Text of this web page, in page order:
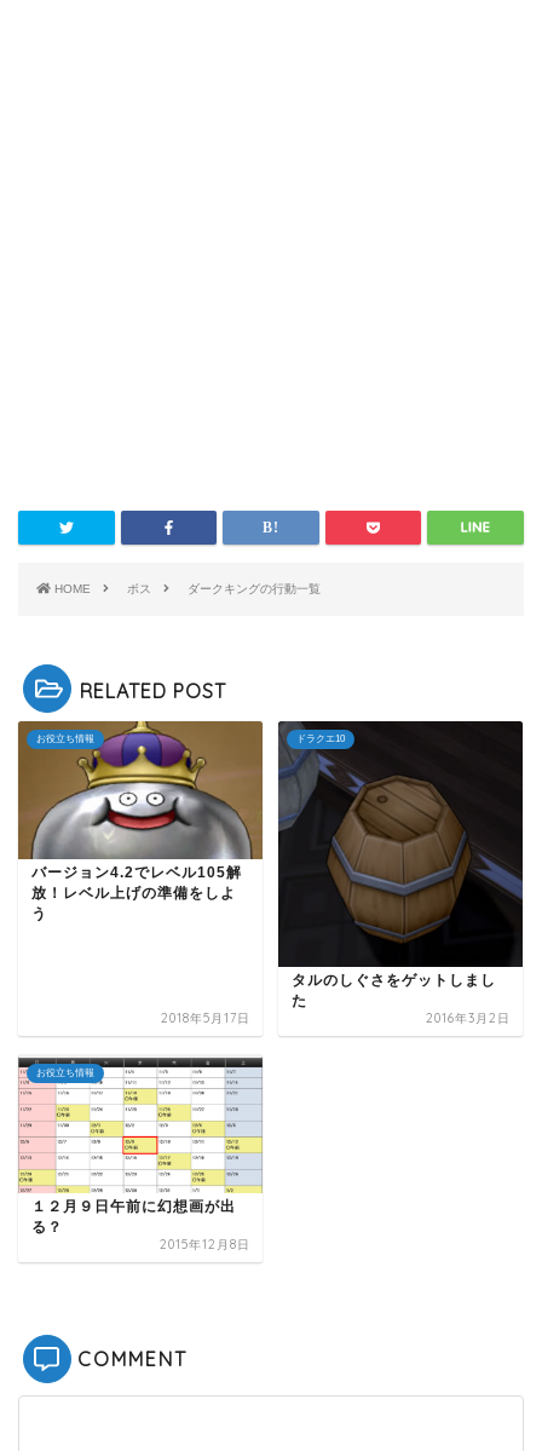
HOME ボス ダークキングの行動一覧
RELATED POST
お役立ち情報
バージョン4.2でレベル105解
放！レベル上げの準備をしよ
う
2018年5月17日
ドラクエ10
タルのしぐさをゲットしまし
た
2016年3月2日
お役立ち情報
１２月９日午前に幻想画が出
る？
2015年12月8日
COMMENT